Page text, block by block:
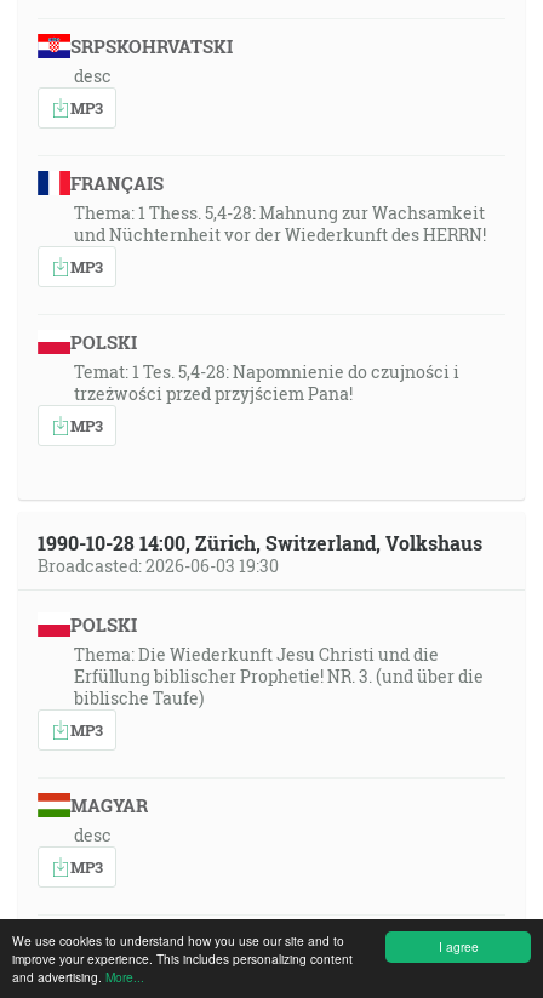
I agree
We use cookies to understand how you use our site and to
improve your experience. This includes personalizing content
and advertising. More...
SRPSKOHRVATSKI
desc
MP3
FRANÇAIS
Thema: 1 Thess. 5,4-28: Mahnung zur Wachsamkeit
und Nüchternheit vor der Wiederkunft des HERRN!
MP3
POLSKI
Temat: 1 Tes. 5,4-28: Napomnienie do czujności i
trzeżwości przed przyjściem Pana!
MP3
1990-10-28 14:00, Zürich, Switzerland, Volkshaus
Broadcasted: 2026-06-03 19:30
POLSKI
Thema: Die Wiederkunft Jesu Christi und die
Erfüllung biblischer Prophetie! NR. 3. (und über die
biblische Taufe)
MP3
MAGYAR
desc
MP3
ITALIANO
desc